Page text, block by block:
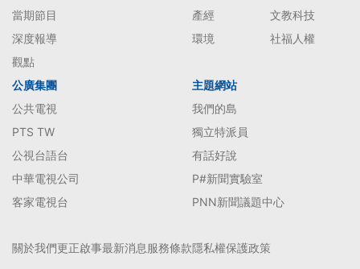
當期節目
深度報導
觀點
產經
文教科技
環境
社福人權
公廣集團
公共電視
PTS TW
公視台語台
中華電視公司
客家電視台
主題網站
我們的島
獨立特派員
有話好說
P#新聞實驗室
PNN新聞議題中心
關於我們更正啟事最新消息服務條款隱私權保護政策